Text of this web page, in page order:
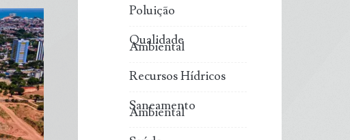
Poluição
Qualidade
Ambiental
Recursos Hídricos
Saneamento
Ambiental